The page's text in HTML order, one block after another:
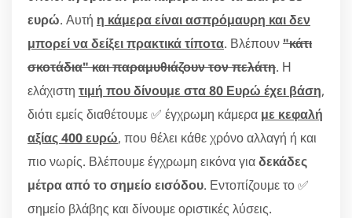
ευρώ. Αυτή η κάμερα είναι ασπρόμαυρη και δεν
μπορεί να δείξει πρακτικά τίποτα. Βλέπουν"κάτι
σκοτάδια" και παραμυθιάζουν τον πελάτη. Η
ελάχιστη τιμή που δίνουμε στα 80 Ευρώ έχει βάση,
διότι εμείς διαθέτουμε ✅ έγχρωμη κάμερα με κεφαλή
αξίας 400 ευρώ, που θέλει κάθε χρόνο αλλαγή ή και
πιο νωρίς. Βλέπουμε έγχρωμη εικόνα γιαδεκάδες
μέτρα από το σημείο εισόδου. Εντοπίζουμε το ✅
σημείο βλάβης και δίνουμε οριστικές λύσεις.